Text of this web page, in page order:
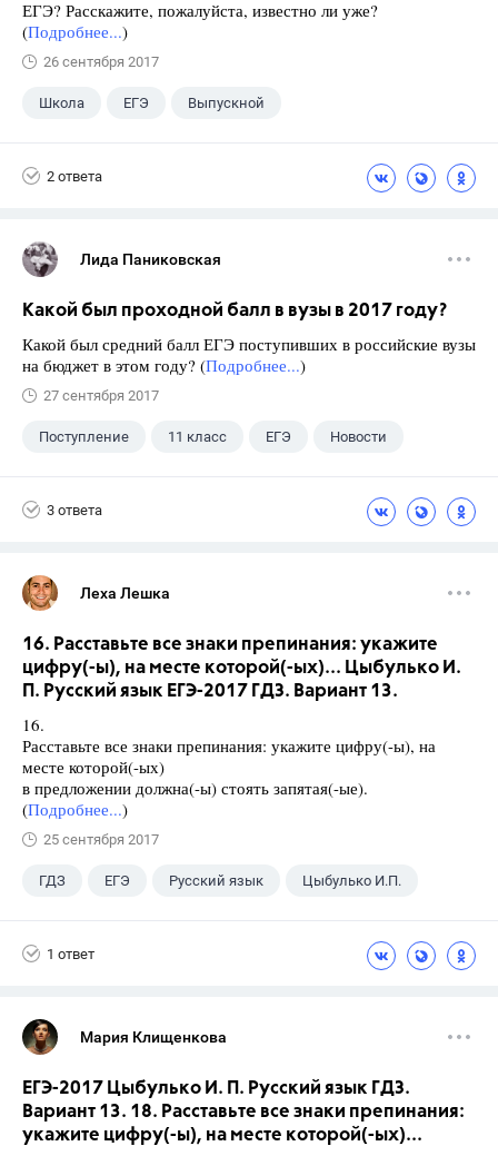
ЕГЭ? Расскажите, пожалуйста, известно ли уже?
(Подробнее...)
26 сентября 2017
Школа ЕГЭ Выпускной
2 ответа
Лида Паниковская
Какой был проходной балл в вузы в 2017 году?
Какой был средний балл ЕГЭ поступивших в российские вузы
на бюджет в этом году? (Подробнее...)
27 сентября 2017
Поступление 11 класс ЕГЭ Новости
3 ответа
Леха Лешка
16. Расставьте все знаки препинания: укажите
цифру(-ы), на месте которой(-ых)... Цыбулько И.
П. Русский язык ЕГЭ-2017 ГДЗ. Вариант 13.
16.
Расставьте все знаки препинания: укажите цифру(-ы), на
месте которой(-ых)
в предложении должна(-ы) стоять запятая(-ые).
(Подробнее...)
25 сентября 2017
ГДЗ ЕГЭ Русский язык Цыбулько И.П.
1 ответ
Мария Клищенкова
ЕГЭ-2017 Цыбулько И. П. Русский язык ГДЗ.
Вариант 13. 18. Расставьте все знаки препинания:
укажите цифру(-ы), на месте которой(-ых)...